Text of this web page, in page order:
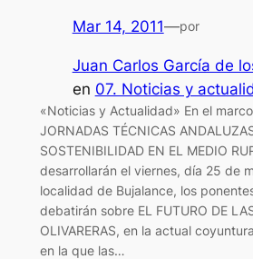
Mar 14, 2011—por
Juan Carlos García de
en 07. Noticias y
«Noticias y Actualidad» En el
JORNADAS TÉCNICAS
SOSTENIBILIDAD EN EL MEDIO
desarrollarán el viernes, día 25 de
localidad de Bujalance, los
debatirán sobre EL FUTURO DE
OLIVARERAS, en la actual
en la que las…